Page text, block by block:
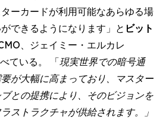
ーカードが利用可能なあらゆる場
できるようになります」と ビット
、ジェイミー・エルカレ
ている。 「現実世界での暗号通
が大幅に高まっており、マスター
との提携により、そのビジョンを
ストラクチャが供給されます。」